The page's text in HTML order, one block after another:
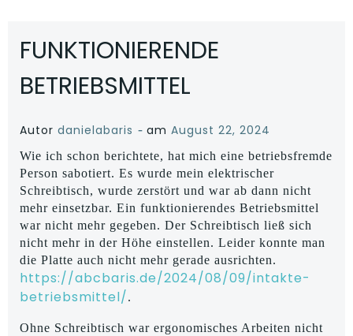
FUNKTIONIERENDE
BETRIEBSMITTEL
Autor danielabaris - am August 22, 2024
Wie ich schon berichtete, hat mich eine betriebsfremde
Person sabotiert. Es wurde mein elektrischer
Schreibtisch, wurde zerstört und war ab dann nicht
mehr einsetzbar. Ein funktionierendes Betriebsmittel
war nicht mehr gegeben. Der Schreibtisch ließ sich
nicht mehr in der Höhe einstellen. Leider konnte man
die Platte auch nicht mehr gerade ausrichten.
https://abcbaris.de/2024/08/09/intakte-
betriebsmittel/.
Ohne Schreibtisch war ergonomisches Arbeiten nicht